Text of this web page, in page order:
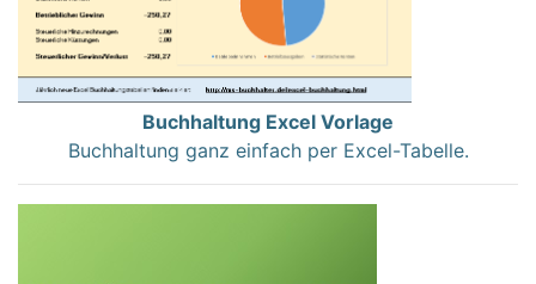
Buchhaltung Excel Vorlage
Buchhaltung ganz einfach per Excel-Tabelle.